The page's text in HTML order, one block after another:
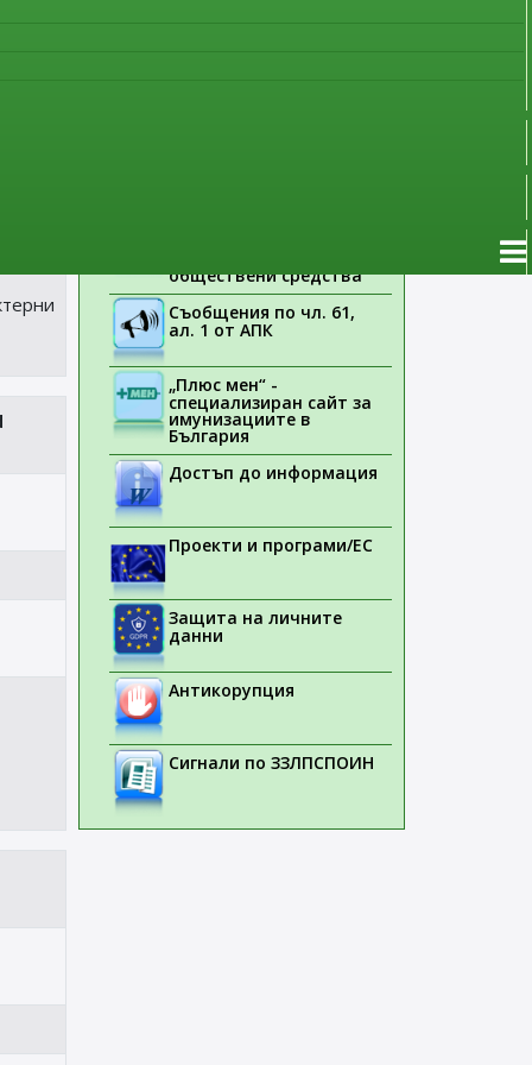
обществени средства
Съобщения по чл. 61,
ал. 1 от АПК
„Плюс мен“ -
специализиран сайт за
имунизациите в
България
Достъп до информация
Проекти и програми/ЕС
Защита на личните
данни
Антикорупция
Сигнали по ЗЗЛПСПОИН